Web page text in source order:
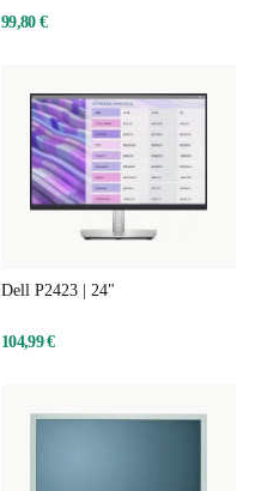
99,80 €
Dell P2423 | 24"
104,99 €